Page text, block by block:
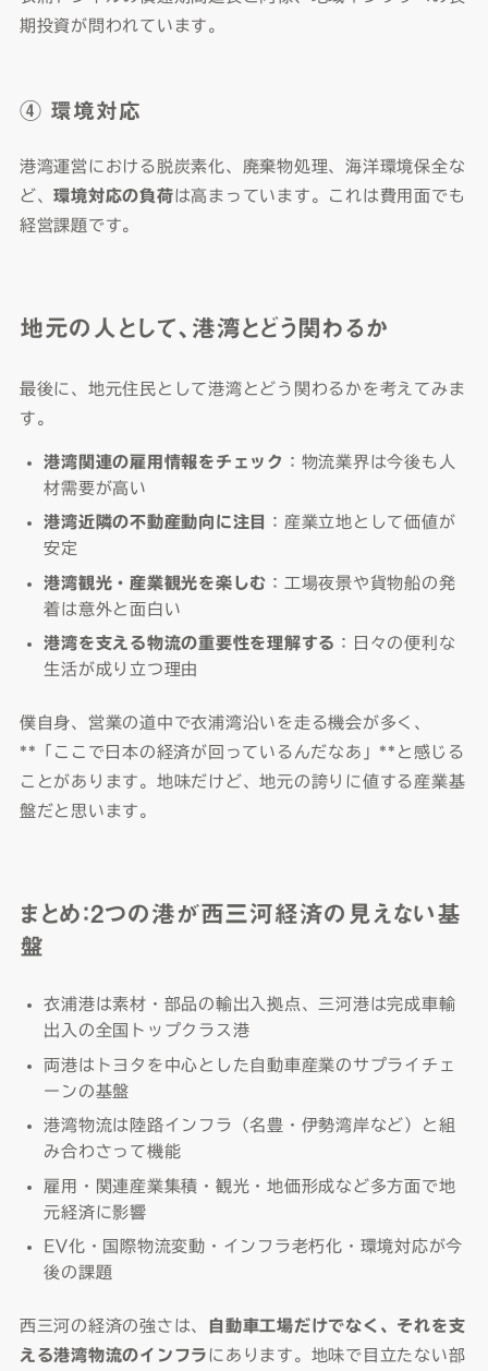
期投資が問われています。
④ 環境対応
港湾運営における脱炭素化、廃棄物処理、海洋環境保全な
ど、環境対応の負荷は高まっています。これは費用面でも
経営課題です。
地元の人として、港湾とどう関わるか
最後に、地元住民として港湾とどう関わるかを考えてみま
す。
港湾関連の雇用情報をチェック ：物流業界は今後も人
材需要が高い
港湾近隣の不動産動向に注目
：産業立地として価値が
安定
港湾観光・産業観光を楽しむ ：工場夜景や貨物船の発
着は意外と面白い
港湾を支える物流の重要性を理解する ：日々の便利な
生活が成り立つ理由
僕自身、営業の道中で衣浦湾沿いを走る機会が多く、
**「ここで日本の経済が回っているんだなあ」**と感じる
ことがあります。地味だけど、地元の誇りに値する産業基
盤だと思います。
まとめ：2つの港が西三河経済の見えない基
盤
衣浦港は素材・部品の輸出入拠点、三河港は完成車輸
出入の全国トップクラス港
両港はトヨタを中心とした自動車産業のサプライチェ
ーンの基盤
港湾物流は陸路インフラ（名豊・伊勢湾岸など）と組
み合わさって機能
雇用・関連産業集積・観光・地価形成など多方面で地
元経済に影響
EV化・国際物流変動・インフラ老朽化・環境対応が今
後の課題
西三河の経済の強さは、
自動車工場だけでなく、それを支
える港湾物流のインフラ にあります。地味で目立たない部